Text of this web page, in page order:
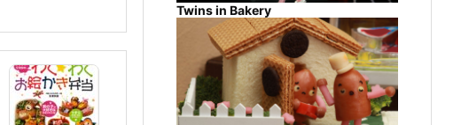
Twins in Bakery